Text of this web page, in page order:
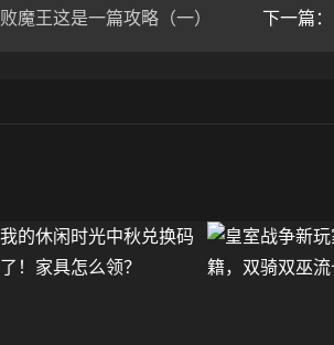
魔王这是一篇攻略（一） 下一篇：